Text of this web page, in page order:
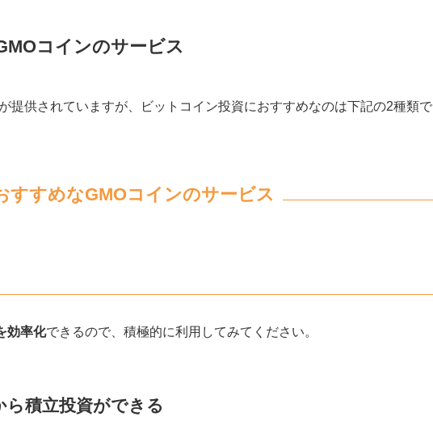
コインのサービス
提供されていますが、ビットコイン投資におすすめなのは下記の2種類で
すすめなGMOコインのサービス
効率化できるので、積極的に利用してみてください。
積立投資ができる